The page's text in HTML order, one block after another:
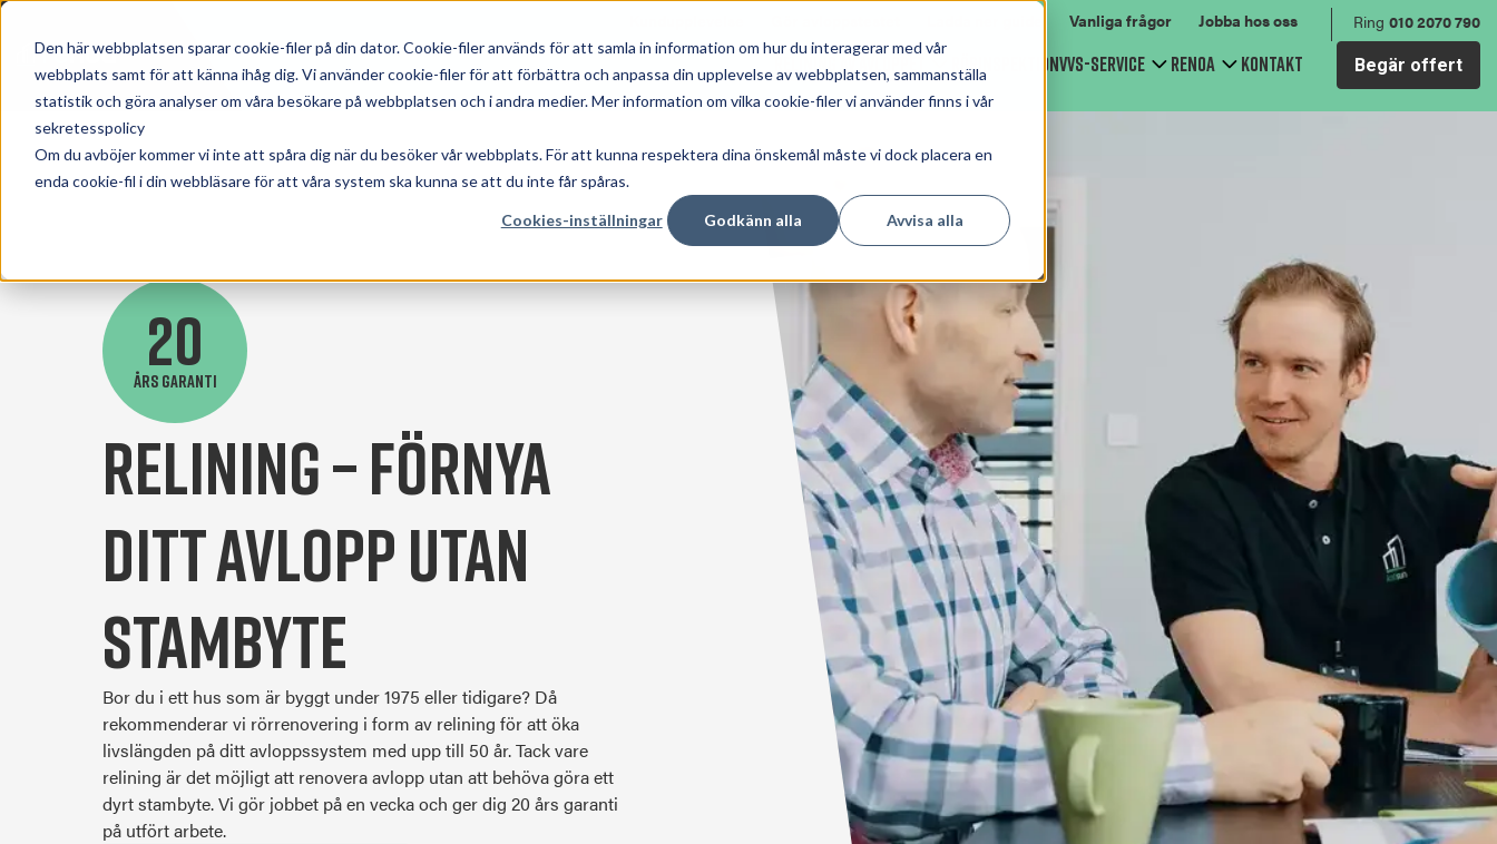
Den här webbplatsen sparar cookie-filer på din dator. Cookie-filer används för att samla in information om hur du interagerar med vår
webbplats samt för att känna ihåg dig. Vi använder cookie-filer för att förbättra och anpassa din upplevelse av webbplatsen, sammanställa
statistik och göra analyser om våra besökare på webbplatsen och i andra medier. Mer information om vilka cookie-filer vi använder finns i vår
sekretesspolicy
Om du avböjer kommer vi inte att spåra dig när du besöker vår webbplats. För att kunna respektera dina önskemål måste vi dock placera en
enda cookie-fil i din webbläsare för att våra system ska kunna se att du inte får spåras.
Cookies-inställningar Godkänn alla Avvisa alla
Vanliga frågor Jobba hos oss Ring 010 2070 790
Relining av avloppet Show submenu for Relining av avloppet
RörinspektionVVS-service Show submenu for VVS-service
Renoa Show submenu for Renoa
Kontakt Begär offert
20
ÅRS GARANTI
Relining – Förnya
ditt avlopp utan
stambyte
Bor du i ett hus som är byggt under 1975 eller tidigare? Då
rekommenderar vi rörrenovering i form av relining för att öka
livslängden på ditt avloppssystem med upp till 50 år. Tack vare
relining är det möjligt att renovera avlopp utan att behöva göra ett
dyrt stambyte. Vi gör jobbet på en vecka och ger dig 20 års garanti
på utfört arbete.